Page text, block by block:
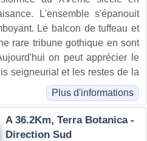
L'ensemble s'épanouit
Le balcon de tuffeau et
rare tribune gothique en sont
on peut apprécier le
seigneurial et les restes de la
Plus d'informations
A 36.2Km, Terra Botanica -
Direction Sud